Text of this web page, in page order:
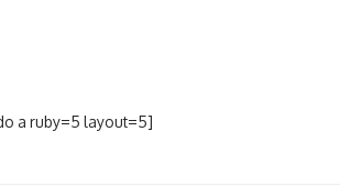
a ruby=5 layout=5]